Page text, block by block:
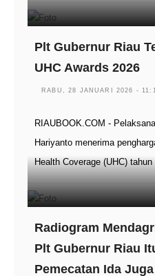
Plt Gubernur Riau
UHC Awards 2026
RABU, 28 JANUARI 2026 -
RIAUBOOK.COM -
Hariyanto menerima
Health Coverage (UHC)
Radiogram
Plt Gubernur Riau
Pemecatan Ida